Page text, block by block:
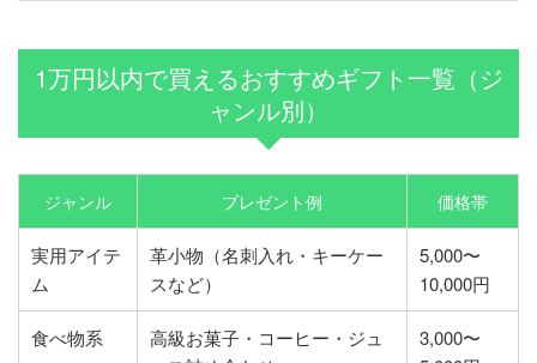
1万円以内で買えるおすすめギフト一覧（ジ
ャンル別）
ジャンル プレゼント例 価格帯
実用アイテ
ム
革小物（名刺入れ・キーケー
スなど）
5,000〜
10,000円
食べ物系
高級お菓子・コーヒー・ジュ
3,000〜